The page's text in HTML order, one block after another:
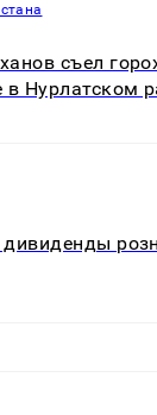
съел
в Нурлатском